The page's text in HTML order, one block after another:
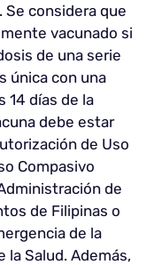
. Se considera que
vacunado si
de una serie
única con una
14 días de la
debe estar
de Uso
Compasivo
de
de Filipinas o
de la
la Salud. Además,